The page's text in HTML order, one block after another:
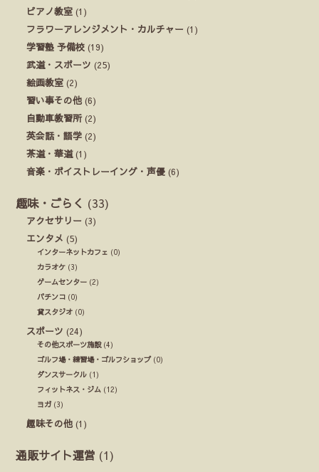
ピアノ教室 (1)
フラワーアレンジメント・カルチャー (1)
学習塾 予備校 (19)
武道・スポーツ (25)
絵画教室 (2)
習い事その他 (6)
自動車教習所(2)
英会話・語学 (2)
茶道・華道(1)
音楽・ボイストレーイング・声優 (6)
趣味・ごらく (33)
アクセサリー (3)
エンタメ (5)
インターネットカフェ (0)
カラオケ (3)
ゲームセンター (2)
パチンコ (0)
貸スタジオ (0)
スポーツ (24)
その他スポーツ施設(4)
ゴルフ場・練習場・ゴルフショップ(0)
ダンスサークル (1)
フィットネス・ジム (12)
ヨガ (3)
趣味その他 (1)
通販サイト運営 (1)